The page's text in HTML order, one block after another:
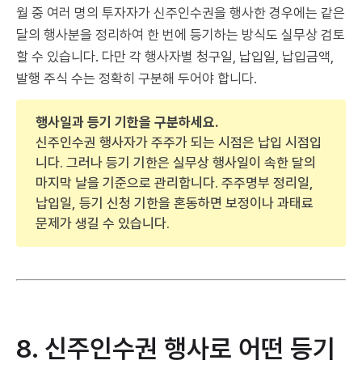
월 중 여러 명의 투자자가 신주인수권을 행사한 경우에는 같은
달의 행사분을 정리하여 한 번에 등기하는 방식도 실무상 검토
할 수 있습니다. 다만 각 행사자별 청구일, 납입일, 납입금액,
발행 주식 수는 정확히 구분해 두어야 합니다.
행사일과 등기 기한을 구분하세요.
신주인수권 행사자가 주주가 되는 시점은 납입 시점입
니다. 그러나 등기 기한은 실무상 행사일이 속한 달의
마지막 날을 기준으로 관리합니다. 주주명부 정리일,
납입일, 등기 신청 기한을 혼동하면 보정이나 과태료
문제가 생길 수 있습니다.
8. 신주인수권 행사로 어떤 등기